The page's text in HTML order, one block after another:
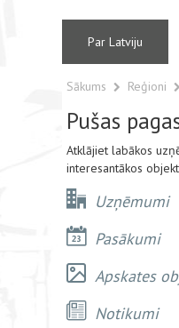
Par Latviju
Sākums Reģioni
Pušas
Atklājiet labākos
interesantākos
Uzņēmumi
Pasākumi
Apskates
Notikumi